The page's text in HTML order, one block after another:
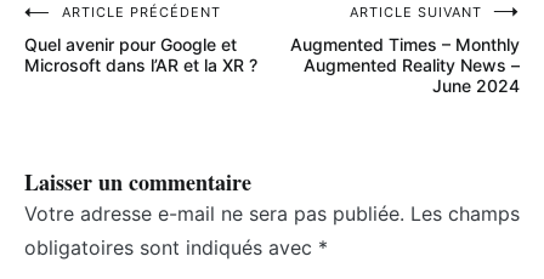
Navigation
de
ARTICLE PRÉCÉDENT
Quel avenir pour Google et
Microsoft dans l’AR et la XR ?
ARTICLE SUIVANT
Augmented Times – Monthly
Augmented Reality News –
June 2024
Laisser un commentaire
Votre adresse e-mail ne sera pas publiée. Les champs
obligatoires sont indiqués avec *